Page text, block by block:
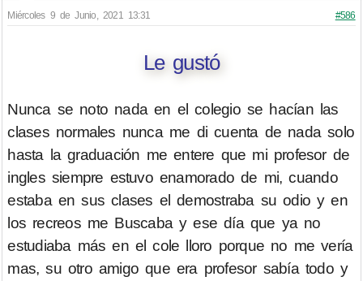
Miércoles 9 de Junio, 2021 13:31 #586
Le gustó
Nunca se noto nada en el colegio se hacían las
clases normales nunca me di cuenta de nada solo
hasta la graduación me entere que mi profesor de
ingles siempre estuvo enamorado de mi, cuando
estaba en sus clases el demostraba su odio y en
los recreos me Buscaba y ese día que ya no
estudiaba más en el cole lloro porque no me vería
mas, su otro amigo que era profesor sabía todo y